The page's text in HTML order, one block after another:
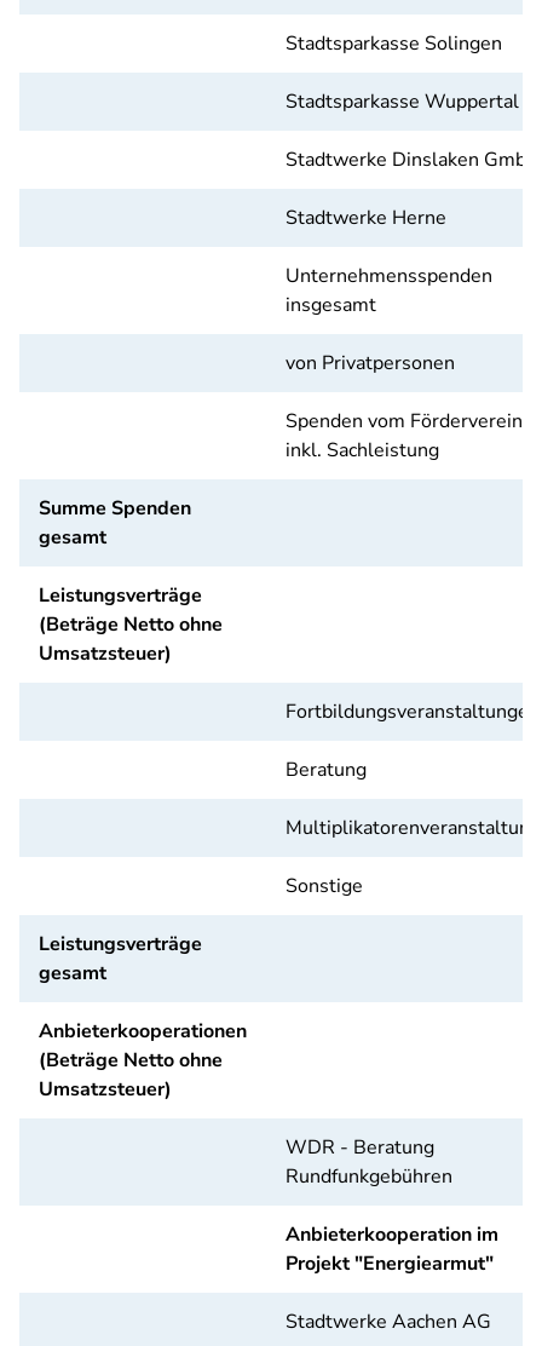
Stadtsparkasse Solingen
Stadtsparkasse Wuppertal
Stadtwerke Dinslaken GmbH
Stadtwerke Herne
Unternehmensspenden
insgesamt
von Privatpersonen
Spenden vom Förderverein
inkl. Sachleistung
Summe Spenden
gesamt
Leistungsverträge
(Beträge Netto ohne
Umsatzsteuer)
Fortbildungsveranstaltungen
Beratung
Sonstige
Leistungsverträge
gesamt
Anbieterkooperationen
(Beträge Netto ohne
Umsatzsteuer)
WDR - Beratung
Rundfunkgebühren
Anbieterkooperation im
Projekt "Energiearmut"
Stadtwerke Aachen AG